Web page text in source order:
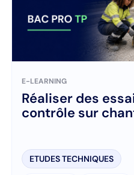
E-LEARNING
Réaliser des
contrôle sur
ETUDES TECHNIQUES